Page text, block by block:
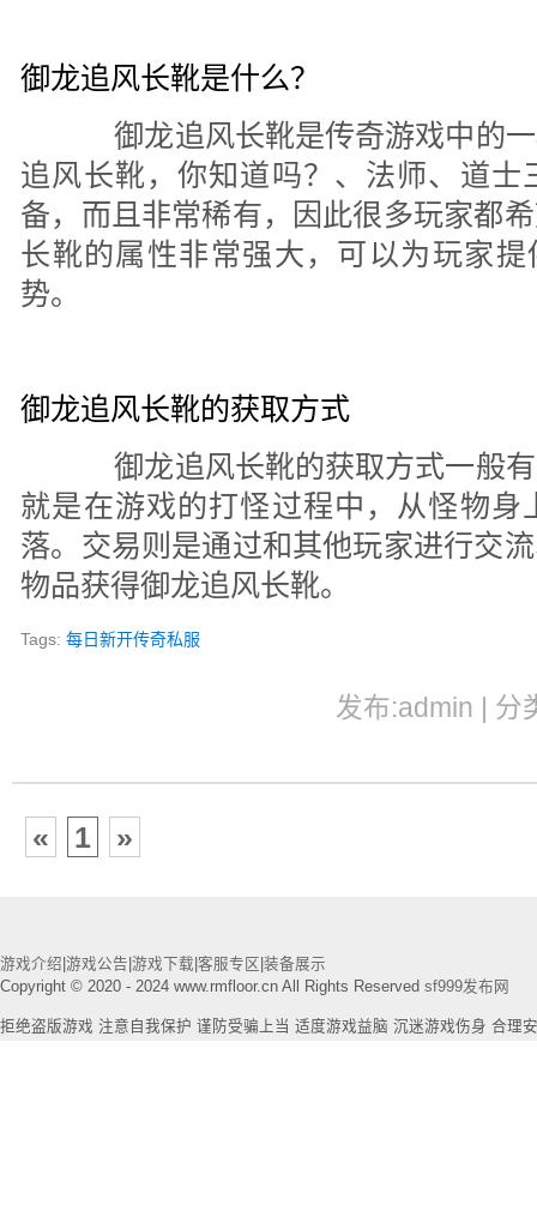
御龙追风长靴是什么？
御龙追风长靴是传奇游戏中的一
追风长靴，你知道吗？、法师、道士
备，而且非常稀有，因此很多玩家都
长靴的属性非常强大，可以为玩家
势。
御龙追风长靴的获取方式
御龙追风长靴的获取方式一般有
就是在游戏的打怪过程中，从怪物身
落。交易则是通过和其他玩家进行交
物品获得御龙追风长靴。
Tags:每日新开传奇私服
发布:admin | 分
« 1 »
游戏介绍 游戏公告 游戏下载 客服专区 装备展示
Copyright © 2020 - 2024 www.rmfloor.cn All Rights Reserved sf999发布网
拒绝盗版游戏 注意自我保护 谨防受骗上当 适度游戏益脑 沉迷游戏伤身 合理